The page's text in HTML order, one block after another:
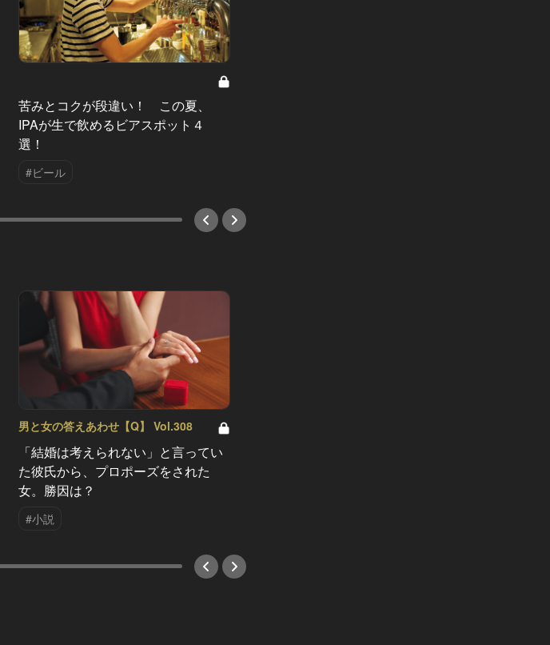
苦みとコクが段違い！ この夏、
IPAが生で飲めるビアスポット４
選！
#ビール
男と女の答えあわせ【Q】 Vol.308
「結婚は考えられない」と言ってい
た彼氏から、プロポーズをされた
女。勝因は？
#小説